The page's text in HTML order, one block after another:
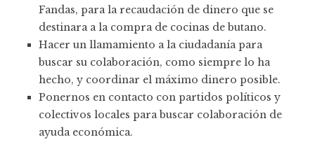
Fandas, para la recaudación de dinero que se
destinara a la compra de cocinas de butano.
Hacer un llamamiento a la ciudadanía para
buscar su colaboración, como siempre lo ha
hecho, y coordinar el máximo dinero posible.
Ponernos en contacto con partidos políticos y
colectivos locales para buscar colaboración de
ayuda económica.